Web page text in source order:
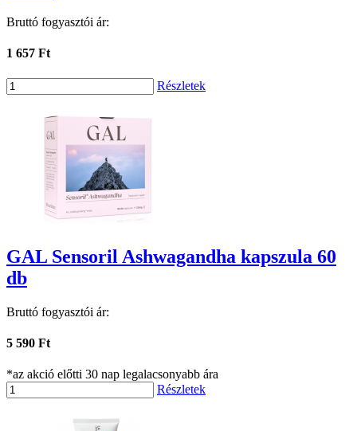
Bruttó fogyasztói ár:
1 657 Ft
Részletek
GAL Sensoril Ashwagandha kapszula 60
db
Bruttó fogyasztói ár:
5 590 Ft
*az akció előtti 30 nap legalacsonyabb ára
Részletek